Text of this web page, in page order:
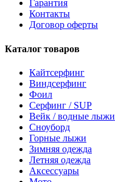
Гарантия
Контакты
Договор оферты
Каталог товаров
Кайтсерфинг
Виндсерфинг
Фоил
Серфинг / SUP
Вейк / водные лыжи
Сноуборд
Горные лыжи
Зимняя одежда
Летняя одежда
Аксессуары